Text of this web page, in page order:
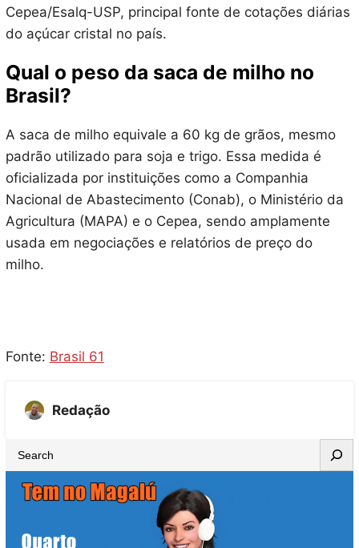
Cepea/Esalq-USP, principal fonte de cotações diárias
do açúcar cristal no país.
Qual o peso da saca de milho no
Brasil?
A saca de milho equivale a 60 kg de grãos, mesmo
padrão utilizado para soja e trigo. Essa medida é
oficializada por instituições como a Companhia
Nacional de Abastecimento (Conab), o Ministério da
Agricultura (MAPA) e o Cepea, sendo amplamente
usada em negociações e relatórios de preço do
milho.
Fonte: Brasil 61
Redação
e